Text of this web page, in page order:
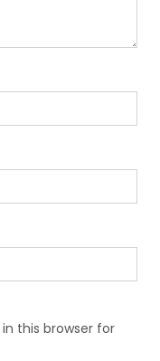
this browser for